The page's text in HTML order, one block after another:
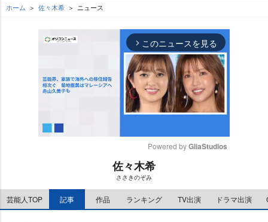
ホーム 佐々木希 ニュース
arrow_forward_ios このニュースを見る
e
Powered by GliaStudios
佐々木希
ささきのぞみ
芸能人TOP 記事 作品 ランキング TV出演 ドラマ出演